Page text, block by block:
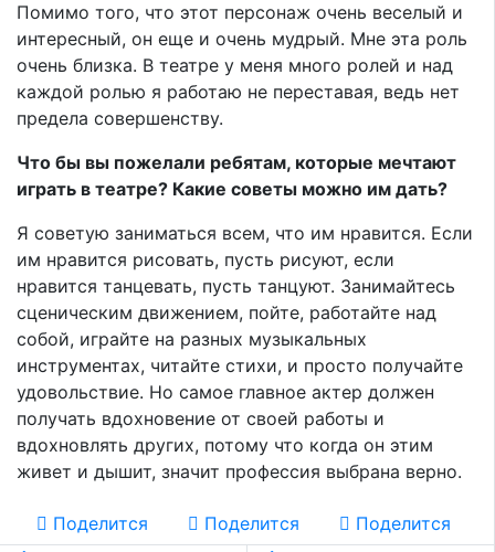
Помимо того, что этот персонаж очень веселый и
интересный, он еще и очень мудрый. Мне эта роль
очень близка. В театре у меня много ролей и над
каждой ролью я работаю не переставая, ведь нет
предела совершенству.
Что бы вы пожелали ребятам, которые мечтают
играть в театре? Какие советы можно им дать?
Я советую заниматься всем, что им нравится. Если
им нравится рисовать, пусть рисуют, если
нравится танцевать, пусть танцуют. Занимайтесь
сценическим движением, пойте, работайте над
собой, играйте на разных музыкальных
инструментах, читайте стихи, и просто получайте
удовольствие. Но самое главное актер должен
получать вдохновение от своей работы и
вдохновлять других, потому что когда он этим
живет и дышит, значит профессия выбрана верно.
Поделится Поделится Поделится